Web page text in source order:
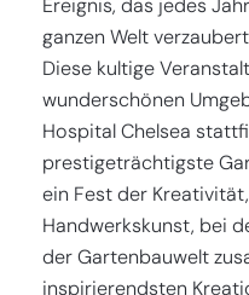
Ereignis, das jedes
ganzen Welt
Diese kultige
wunderschönen
Hospital Chelsea
prestigeträchtigste
ein Fest der
Handwerkskunst, bei
der Gartenbauwelt
inspirierendsten